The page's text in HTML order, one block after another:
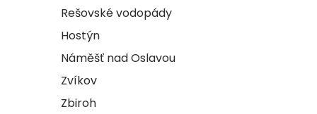
Rešovské vodopády
Hostýn
Náměšť nad Oslavou
Zvíkov
Zbiroh